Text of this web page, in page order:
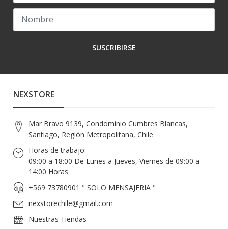
SUSCRIBIRSE
NEXSTORE
Mar Bravo 9139, Condominio Cumbres Blancas,
Santiago, Región Metropolitana, Chile
Horas de trabajo:
09:00 a 18:00 De Lunes a Jueves, Viernes de 09:00 a
14:00 Horas
+569 73780901 " SOLO MENSAJERIA "
nexstorechile@gmail.com
Nuestras Tiendas